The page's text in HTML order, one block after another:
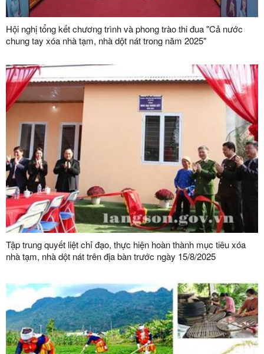
Hội nghị tổng kết chương trình và phong trào thi đua "Cả nước
chung tay xóa nhà tạm, nhà dột nát trong năm 2025"
Tập trung quyết liệt chỉ đạo, thực hiện hoàn thành mục tiêu xóa
nhà tạm, nhà dột nát trên địa bàn trước ngày 15/8/2025